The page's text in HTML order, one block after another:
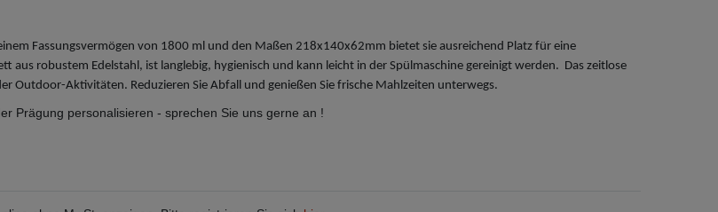
Fassungsvermögen von 1800 ml und den Maßen 218x140x62mm bietet sie ausreichend Platz für eine
robustem Edelstahl, ist langlebig, hygienisch und kann leicht in der Spülmaschine gereinigt werden. Das zeitlose
Outdoor-Aktivitäten. Reduzieren Sie Abfall und genießen Sie frische Mahlzeiten unterwegs.
Prägung personalisieren - sprechen Sie uns gerne an !